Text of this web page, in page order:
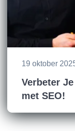
19 oktober
Verbeter
met SEO!